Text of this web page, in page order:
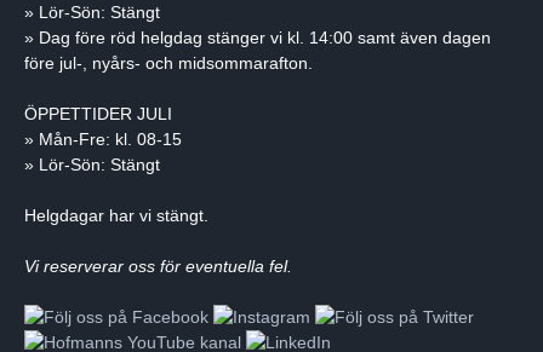
» Lör-Sön: Stängt
» Dag före röd helgdag stänger vi kl. 14:00 samt även dagen
före jul-, nyårs- och midsommarafton.
ÖPPETTIDER JULI
» Mån-Fre: kl. 08-15
» Lör-Sön: Stängt
Helgdagar har vi stängt.
Vi reserverar oss för eventuella fel.